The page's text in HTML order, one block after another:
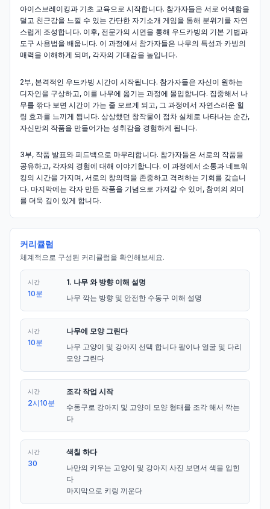
아이스브레이킹과 기초 교육으로 시작합니다. 참가자들은 서로 어색함을
덜고 친근감을 느낄 수 있는 간단한 자기소개 게임을 통해 분위기를 자연
스럽게 조성합니다. 이후, 전문가의 시연을 통해 우드카빙의 기본 기법과
도구 사용법을 배웁니다. 이 과정에서 참가자들은 나무의 특성과 카빙의
매력을 이해하게 되며, 각자의 기대감을 높입니다.
2부, 본격적인 우드카빙 시간이 시작됩니다. 참가자들은 자신이 원하는
디자인을 구상하고, 이를 나무에 옮기는 과정에 몰입합니다. 집중해서 나
무를 깎다 보면 시간이 가는 줄 모르게 되고, 그 과정에서 자연스러운 힐
링 효과를 느끼게 됩니다. 상상했던 창작물이 점차 실체로 나타나는 순간,
자신만의 작품을 만들어가는 성취감을 경험하게 됩니다.
3부, 작품 발표와 피드백으로 마무리합니다. 참가자들은 서로의 작품을
공유하고, 각자의 경험에 대해 이야기합니다. 이 과정에서 소통과 네트워
킹의 시간을 가지며, 서로의 창의력을 존중하고 격려하는 기회를 갖습니
다. 마지막에는 각자 만든 작품을 기념으로 가져갈 수 있어, 참여의 의미
를 더욱 깊이 있게 합니다.
커리큘럼
체계적으로 구성된 커리큘럼을 확인해보세요.
시간
10분
1. 나무 와 방향 이해 설명
나무 깍는 방향 및 안전한 수동구 이해 설명
시간
10분
나무에 모양 그린다
나무 고양이 및 강아지 선택 합니다 팔이나 얼굴 및 다리
모양 그린다
시간
2시10분
조각 작업 시작
수동구로 강아지 및 고양이 모양 형태를 조각 해서 깍는
다
시간
30
색칠 하다
나만의 키우는 고양이 및 강아지 사진 보면서 색을 입힌
다
마지막으로 키링 끼운다